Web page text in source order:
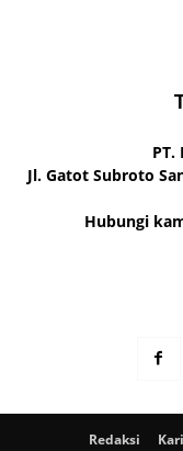
PT.
Jl. Gatot Subroto
Hubungi
Redaksi